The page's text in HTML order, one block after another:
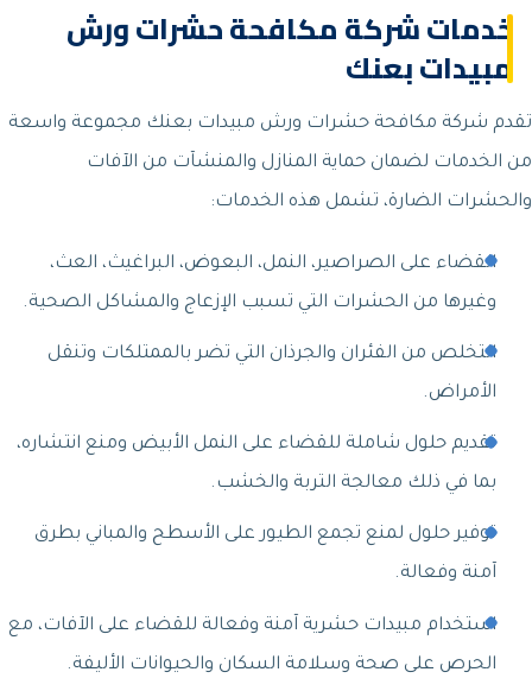
خدمات شركة مكافحة حشرات ورش
مبيدات بعنك
تقدم شركة مكافحة حشرات ورش مبيدات بعنك مجموعة واسعة
من الخدمات لضمان حماية المنازل والمنشآت من الآفات
والحشرات الضارة، تشمل هذه الخدمات:
القضاء على الصراصير، النمل، البعوض، البراغيث، العث،
وغيرها من الحشرات التي تسبب الإزعاج والمشاكل الصحية.
التخلص من الفئران والجرذان التي تضر بالممتلكات وتنقل
الأمراض.
تقديم حلول شاملة للقضاء على النمل الأبيض ومنع انتشاره،
بما في ذلك معالجة التربة والخشب.
توفير حلول لمنع تجمع الطيور على الأسطح والمباني بطرق
آمنة وفعالة.
استخدام مبيدات حشرية آمنة وفعالة للقضاء على الآفات، مع
الحرص على صحة وسلامة السكان والحيوانات الأليفة.